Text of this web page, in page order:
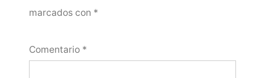
marcados con *
Comentario *